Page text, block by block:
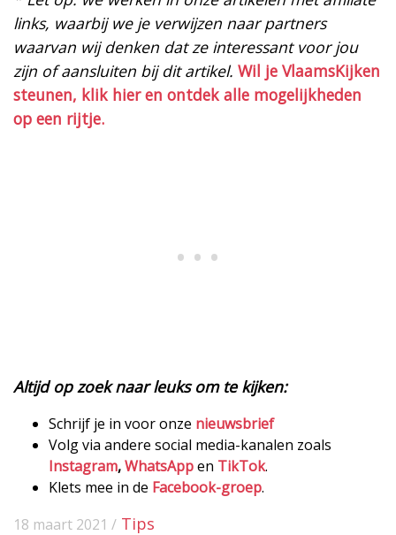
links, waarbij we je verwijzen naar partners
waarvan wij denken dat ze interessant voor jou
zijn of aansluiten bij dit artikel. Wil je VlaamsKijken
steunen, klik hier en ontdek alle mogelijkheden
op een rijtje.
Altijd op zoek naar leuks om te kijken:
Schrijf je in voor onze nieuwsbrief
Volg via andere social media-kanalen zoals
Instagram,WhatsAppen TikTok.
Klets mee in de Facebook-groep.
18 maart 2021 / Tips